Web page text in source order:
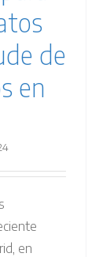
de
en
en